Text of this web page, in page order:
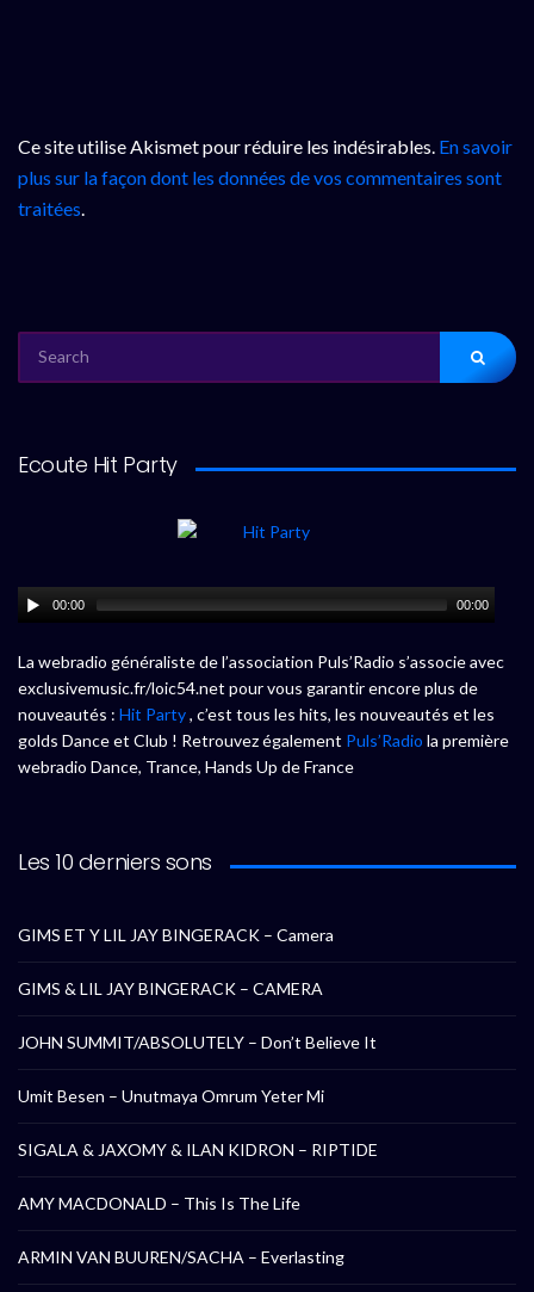
Ce site utilise Akismet pour réduire les indésirables. En savoir
plus sur la façon dont les données de vos commentaires sont
traitées.
FOR:
Ecoute Hit Party
00:00 00:00
La webradio généraliste de l’association Puls’Radio s’associe avec
exclusivemusic.fr/loic54.net pour vous garantir encore plus de
nouveautés : Hit Party, c’est tous les hits, les nouveautés et les
golds Dance et Club ! Retrouvez également Puls’Radio la première
webradio Dance, Trance, Hands Up de France
Les 10 derniers sons
GIMS ET Y LIL JAY BINGERACK – Camera
GIMS & LIL JAY BINGERACK – CAMERA
JOHN SUMMIT/ABSOLUTELY – Don’t Believe It
Umit Besen – Unutmaya Omrum Yeter Mi
SIGALA & JAXOMY & ILAN KIDRON – RIPTIDE
AMY MACDONALD – This Is The Life
ARMIN VAN BUUREN/SACHA – Everlasting